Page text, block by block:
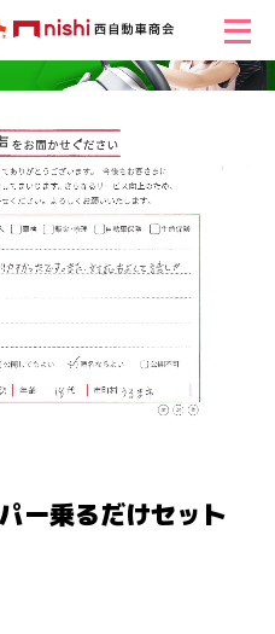
ー乗るだけセット